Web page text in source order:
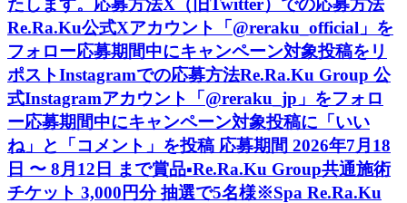
たします。応募方法X（旧Twitter）での応募方法
Re.Ra.Ku公式Xアカウント「@reraku_official」を
フォロー応募期間中にキャンペーン対象投稿をリ
ポストInstagramでの応募方法Re.Ra.Ku Group 公
式Instagramアカウント「@reraku_jp」をフォロ
ー応募期間中にキャンペーン対象投稿に「いい
ね」と「コメント」を投稿 応募期間 2026年7月18
日 〜 8月12日 まで賞品▪️Re.Ra.Ku Group共通施術
チケット 3,000円分 抽選で5名様※Spa Re.Ra.Ku